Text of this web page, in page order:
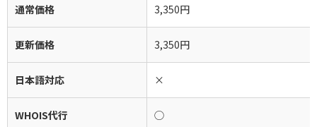
通常価格 3,350円
更新価格 3,350円
日本語対応 ×
WHOIS代行 ◯